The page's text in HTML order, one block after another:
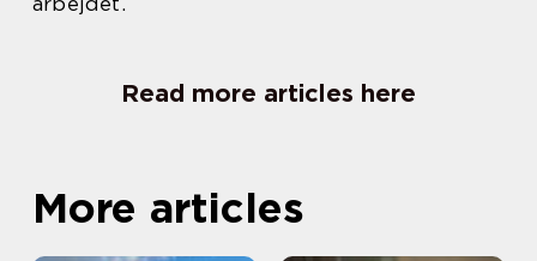
Read more articles here
More articles